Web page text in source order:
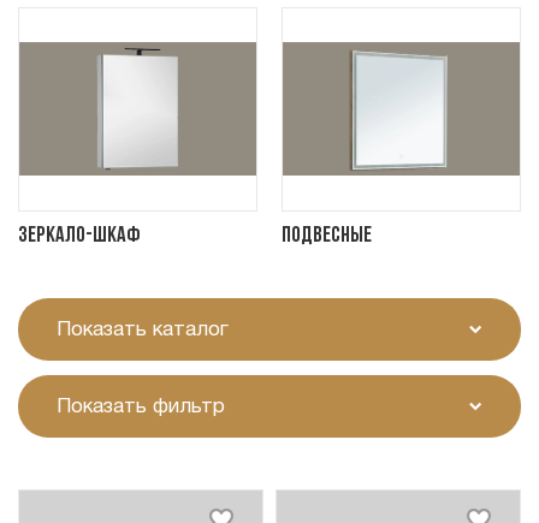
Зеркало-шкаф Подвесные
Показать каталог
Показать фильтр